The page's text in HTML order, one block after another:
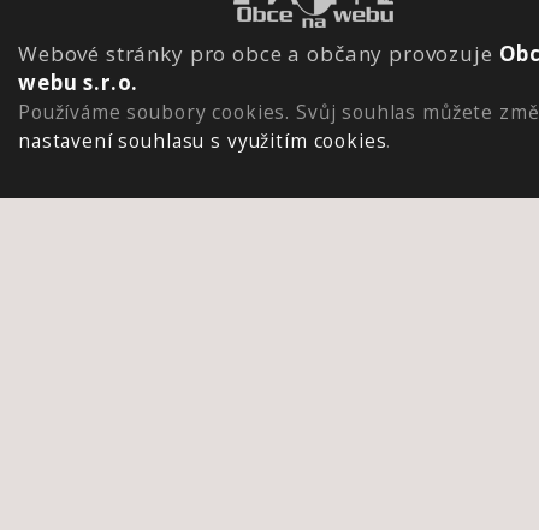
Webové stránky pro obce a občany provozuje
webu s.r.o.
Používáme soubory cookies. Svůj souhlas můžete
nastavení souhlasu s využitím cookies.